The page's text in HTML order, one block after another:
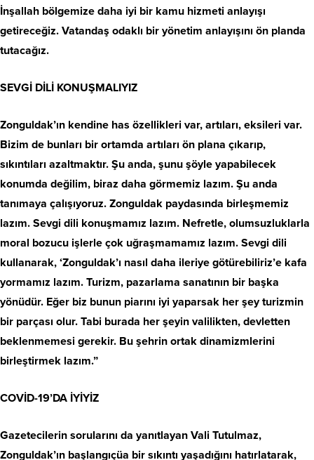
İnşallah bölgemize daha iyi bir kamu hizmeti anlayışı
getireceğiz. Vatandaş odaklı bir yönetim anlayışını ön planda
tutacağız.
SEVGİ DİLİ KONUŞMALIYIZ
Zonguldak’ın kendine has özellikleri var, artıları, eksileri var.
Bizim de bunları bir ortamda artıları ön plana çıkarıp,
sıkıntıları azaltmaktır. Şu anda, şunu şöyle yapabilecek
konumda değilim, biraz daha görmemiz lazım. Şu anda
tanımaya çalışıyoruz. Zonguldak paydasında birleşmemiz
lazım. Sevgi dili konuşmamız lazım. Nefretle, olumsuzluklarla
moral bozucu işlerle çok uğraşmamamız lazım. Sevgi dili
kullanarak, ‘Zonguldak’ı nasıl daha ileriye götürebiliriz’e kafa
yormamız lazım. Turizm, pazarlama sanatının bir başka
yönüdür. Eğer biz bunun piarını iyi yaparsak her şey turizmin
bir parçası olur. Tabi burada her şeyin valilikten, devletten
beklenmemesi gerekir. Bu şehrin ortak dinamizmlerini
birleştirmek lazım.”
COVİD-19’DA İYİYİZ
Gazetecilerin sorularını da yanıtlayan Vali Tutulmaz,
Zonguldak’ın başlangıçüa bir sıkıntı yaşadığını hatırlatarak,